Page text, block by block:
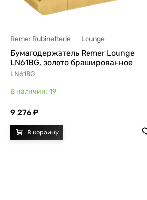
Remer Rubinetterie Lounge
Бумагодержатель Remer Lounge
LN61BG, золото брашированное
LN61BG
19
9 276